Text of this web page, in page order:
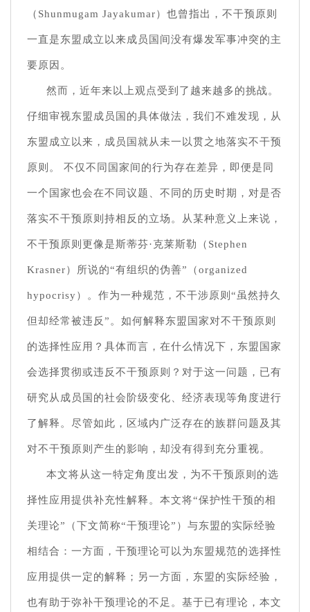
（Shunmugam Jayakumar）也曾指出，不干预原则
一直是东盟成立以来成员国间没有爆发军事冲突的主
要原因。
然而，近年来以上观点受到了越来越多的挑战。
仔细审视东盟成员国的具体做法，我们不难发现，从
东盟成立以来，成员国就从未一以贯之地落实不干预
原则。 不仅不同国家间的行为存在差异，即便是同
一个国家也会在不同议题、不同的历史时期，对是否
落实不干预原则持相反的立场。从某种意义上来说，
不干预原则更像是斯蒂芬·克莱斯勒（Stephen
Krasner）所说的“有组织的伪善”（organized
hypocrisy）。作为一种规范，不干涉原则“虽然持久
但却经常被违反”。如何解释东盟国家对不干预原则
的选择性应用？具体而言，在什么情况下，东盟国家
会选择贯彻或违反不干预原则？对于这一问题，已有
研究从成员国的社会阶级变化、经济表现等角度进行
了解释。尽管如此，区域内广泛存在的族群问题及其
对不干预原则产生的影响，却没有得到充分重视。
本文将从这一特定角度出发，为不干预原则的选
择性应用提供补充性解释。本文将“保护性干预的相
关理论”（下文简称“干预理论”）与东盟的实际经验
相结合：一方面，干预理论可以为东盟规范的选择性
应用提供一定的解释；另一方面，东盟的实际经验，
也有助于弥补干预理论的不足。基于已有理论，本文